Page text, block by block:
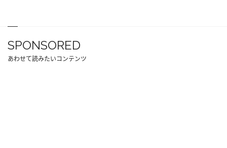
SPONSORED
あわせて読みたいコンテンツ